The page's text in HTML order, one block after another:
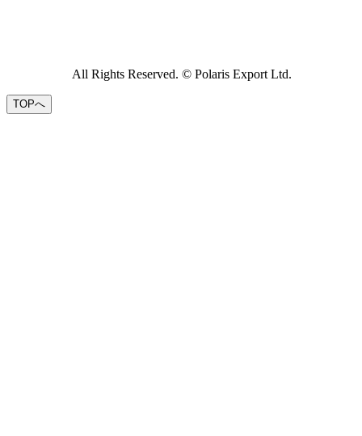
All Rights Reserved. © Polaris Export Ltd.
TOPへ